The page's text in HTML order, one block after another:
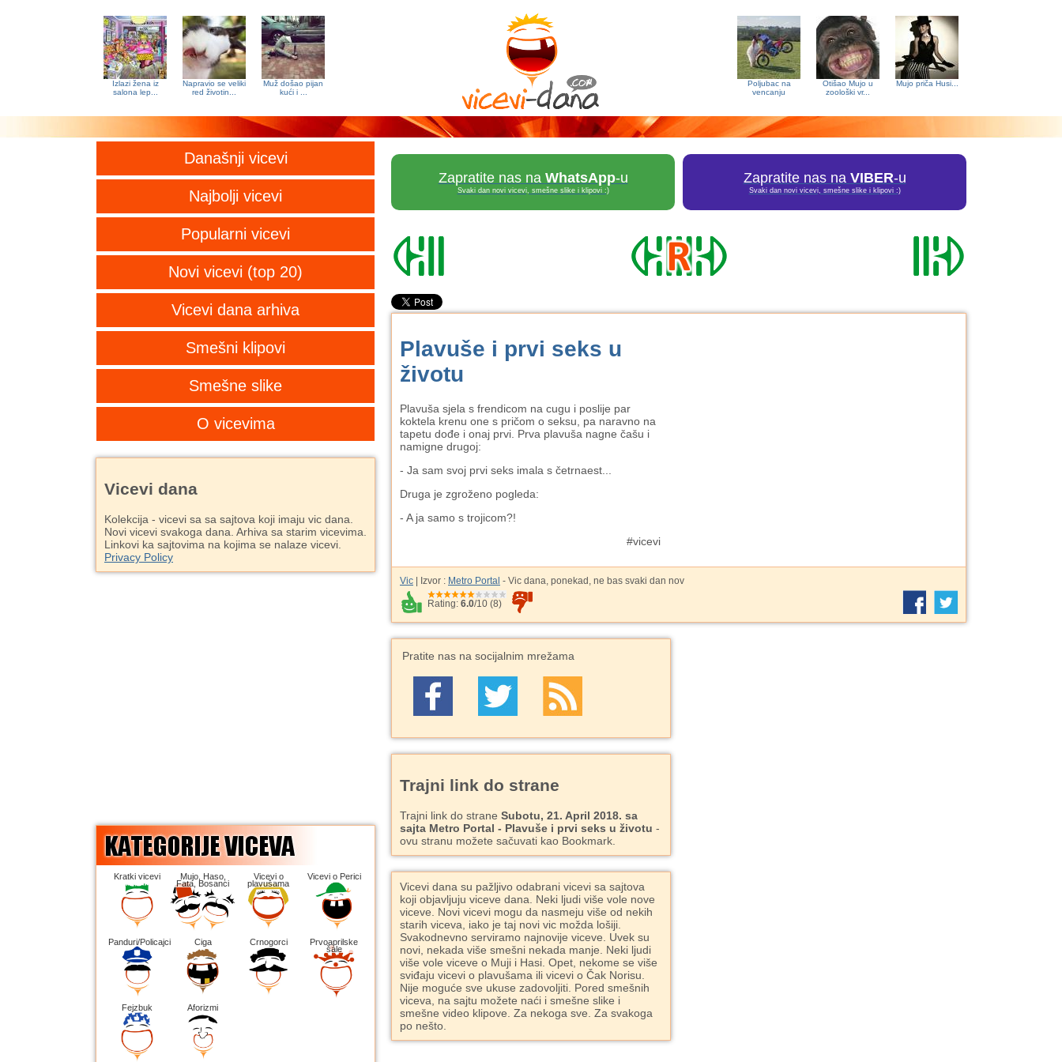
Izlazi žena iz
salona lep...
Napravio se veliki
red životin...
Muž došao pijan
kući i ...
Mujo priča Husi...
Otišao Mujo u
zoološki vr...
Poljubac na
vencanju
Današnji vicevi
Najbolji vicevi
Popularni vicevi
Novi vicevi (top 20)
Vicevi dana arhiva
Smešni klipovi
Smešne slike
O vicevima
Zapratite nas na WhatsApp-u
Svaki dan novi vicevi, smešne slike i klipovi :)
Zapratite nas na VIBER-u
Svaki dan novi vicevi, smešne slike i klipovi :)
Plavuše i prvi seks u
životu
Plavuša sjela s frendicom na cugu i poslije par
koktela krenu one s pričom o seksu, pa naravno na
tapetu dođe i onaj prvi. Prva plavuša nagne čašu i
namigne drugoj:
- Ja sam svoj prvi seks imala s četrnaest...
Druga je zgroženo pogleda:
- A ja samo s trojicom?!
#vicevi
Vic | Izvor : Metro Portal - Vic dana, ponekad, ne bas svaki dan nov
Rating: 6.0/10 (8)
Pratite nas na socijalnim mrežama
Trajni link do strane
Trajni link do strane Subotu, 21. April 2018. sa
sajta Metro Portal - Plavuše i prvi seks u životu -
ovu stranu možete sačuvati kao Bookmark.
Vicevi dana su pažljivo odabrani vicevi sa sajtova
koji objavljuju viceve dana. Neki ljudi više vole nove
viceve. Novi vicevi mogu da nasmeju više od nekih
starih viceva, iako je taj novi vic možda lošiji.
Svakodnevno serviramo najnovije viceve. Uvek su
novi, nekada više smešni nekada manje. Neki ljudi
više vole viceve o Muji i Hasi. Opet, nekome se više
sviđaju vicevi o plavušama ili vicevi o Čak Norisu.
Nije moguće sve ukuse zadovoljiti. Pored smešnih
viceva, na sajtu možete naći i smešne slike i
smešne video klipove. Za nekoga sve. Za svakoga
po nešto.
Vicevi dana
Kolekcija - vicevi sa sa sajtova koji imaju vic dana.
Novi vicevi svakoga dana. Arhiva sa starim vicevima.
Linkovi ka sajtovima na kojima se nalaze vicevi.
Privacy Policy
Kratki vicevi Mujo, Haso,
Fata, Bosanci
Vicevi o
plavušama
Vicevi o Perici
Panduri/Policajci Ciga Crnogorci Prvoaprilske
šale
Fejzbuk Aforizmi